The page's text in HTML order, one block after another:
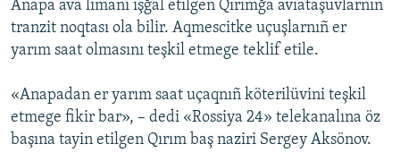
Anapa ava limanı işğal etilgen Qırımğa aviataşuvlarnıñ
tranzit noqtası ola bilir. Aqmescitke uçuşlarnıñ er
yarım saat olmasını teşkil etmege teklif etile.
«Anapadan er yarım saat uçaqnıñ köterilüvini teşkil
etmege fikir bar», – dedi «Rossiya 24» telekanalına öz
başına tayin etilgen Qırım baş naziri Sergey Aksönov.